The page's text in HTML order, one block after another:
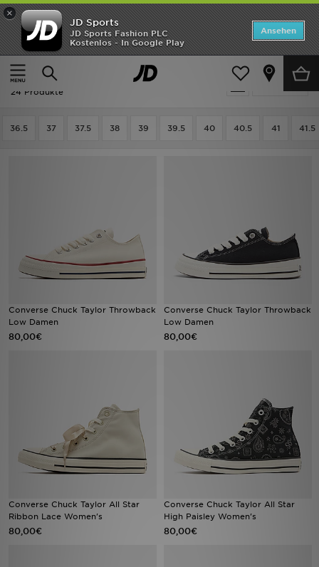
×
JD Sports
JD Sports Fashion PLC
Kostenlos - In Google Play
Ansehen
Startseite
Frauen Frauenschuhe Sneakers
verfeinern
Frauen - Converse Sneakers
24 Produkte
36.5 37 37.5 38 39 39.5 40 40.5 41 41.5
Converse Chuck Taylor Throwback
Low Damen
80,00€
Converse Chuck Taylor Throwback
Low Damen
80,00€
Converse Chuck Taylor All Star
Ribbon Lace Women's
80,00€
Converse Chuck Taylor All Star
High Paisley Women's
80,00€
Startseite
ANGEBOTE
Marken
Bestsellers
Fußball
Filialfinder
Meine Nachrichten